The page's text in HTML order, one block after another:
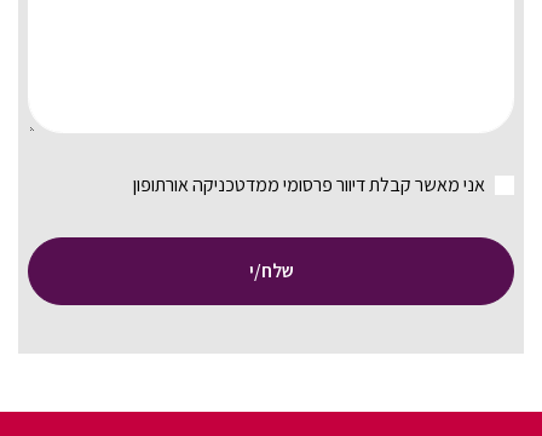
אני מאשר קבלת דיוור פרסומי ממדטכניקה אורתופון
שלח/י